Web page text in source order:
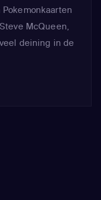
McQueen,
deining in de